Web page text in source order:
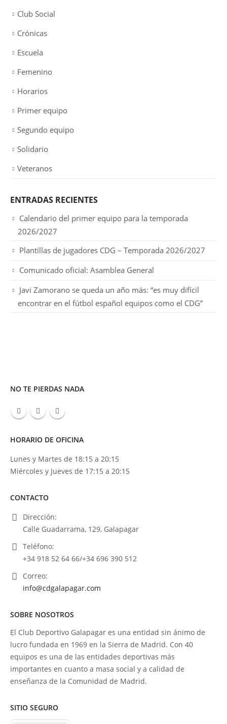
Club Social
Crónicas
Escuela
Femenino
Horarios
Primer equipo
Segundo equipo
Solidario
Veteranos
ENTRADAS RECIENTES
Calendario del primer equipo para la temporada
2026/2027
Plantillas de jugadores CDG – Temporada 2026/2027
Comunicado oficial: Asamblea General
Javi Zamorano se queda un año más: “es muy difícil
encontrar en el fútbol español equipos como el CDG”
NO TE PIERDAS NADA
HORARIO DE OFICINA
Lunes y Martes de 18:15 a 20:15
Miércoles y Jueves de 17:15 a 20:15
CONTACTO
Dirección:
Calle Guadarrama, 129, Galapagar
Teléfono:
+34 918 52 64 66/+34 696 390 512
Correo:
info@cdgalapagar.com
SOBRE NOSOTROS
El Club Deportivo Galapagar es una entidad sin ánimo de
lucro fundada en 1969 en la Sierra de Madrid. Con 40
equipos es una de las entidades deportivas más
importantes en cuanto a masa social y a calidad de
enseñanza de la Comunidad de Madrid.
SITIO SEGURO